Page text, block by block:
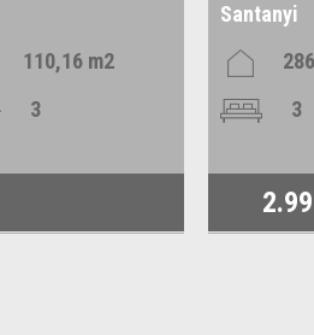
110,16 m2
3
Santanyi
3